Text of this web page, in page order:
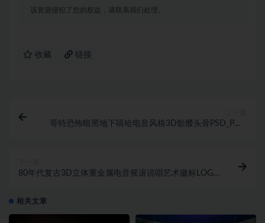
该资源侵犯了您的权益，请联系我们处理。
收藏 链接
哥特恐怖暗黑地下嘻哈电音风格3D骷髅头骨PSD_PNG
80年代复古3D立体重金属电音摇滚说唱艺术徽标LOGO
相关文章